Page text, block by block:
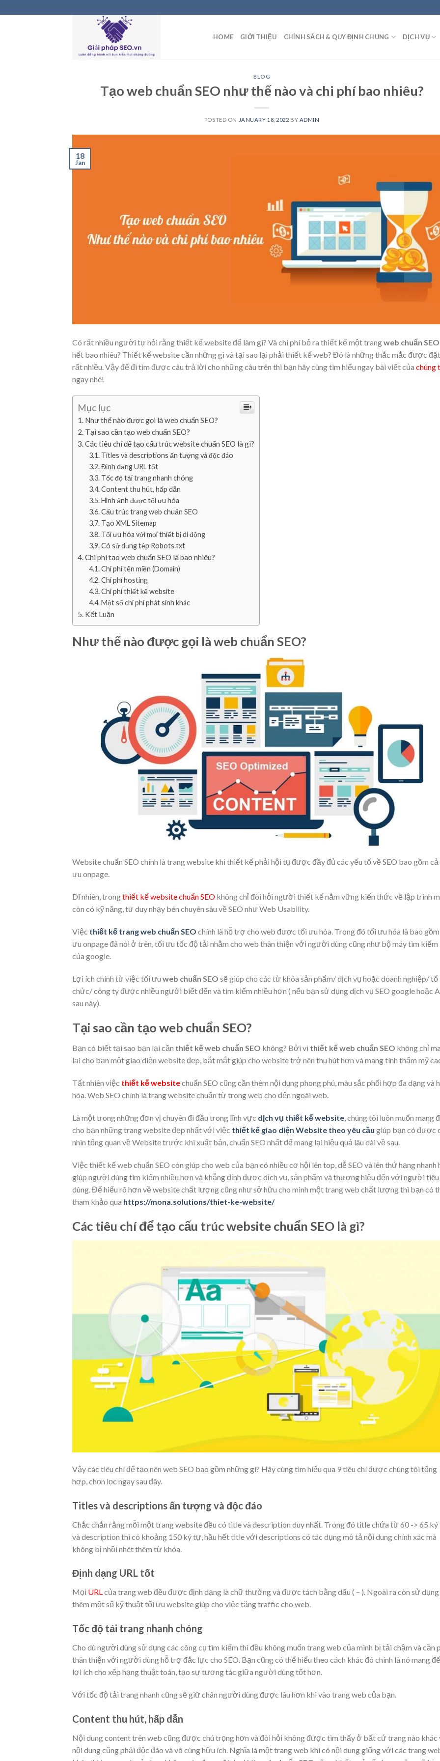
HOME GIỚI THIỆU CHÍNH SÁCH & QUY ĐỊNH CHUNG DỊCH VỤ
BLOG
Tạo web chuẩn SEO như thế nào và chi phí bao nhiêu?
POSTED ON JANUARY 18, 2022 BY ADMIN
18
Jan
Có rất nhiều người tự hỏi rằng thiết kế website để làm gì? Và chi phí bỏ ra thiết kế một trangweb chuẩn SEO
hết bao nhiêu? Thiết kế website cần những gì và tại sao lại phải thiết kế web? Đó là những thắc mắc được
rất nhiều.Vậy để đi tìm được câu trả lời cho những câu trên thì bạn hãy cùng tìm hiểu ngay bài viết của chúng
ngay nhé!
Mục lục
Như thế nào được gọi là web chuẩn SEO?
Tại sao cần tạo web chuẩn SEO?
Các tiêu chí để tạo cấu trúc website chuẩn SEO là gì?
Titles và descriptions ấn tượng và độc đáo
Định dạng URL tốt
Tốc độ tải trang nhanh chóng
Content thu hút, hấp dẫn
Hình ảnh được tối ưu hóa
Cấu trúc trang web chuẩn SEO
Tạo XML Sitemap
Tối ưu hóa với mọi thiết bị di động
Có sử dụng tệp Robots.txt
Chi phí tạo web chuẩn SEO là bao nhiêu?
Chi phí tên miền (Domain)
Chi phí hosting
Chi phí thiết kế website
Một số chi phí phát sinh khác
Kết Luận
Như thế nào được gọi là web chuẩn SEO?
Website chuẩn SEO chính là trang website khi thiết kế phải hội tụ được đầy đủ các yếu tố về SEO bao gồm
ưu onpage.
Dĩ nhiên, trongthiết kế website chuẩn SEO không chỉ đòi hỏi người thiết kế nắm vững kiến thức về lập trình
còn có kỹ năng, tư duy nhạy bén chuyên sâu về SEO như Web Usability.
Việc thiết kế trang web chuẩn SEO chính là hỗ trợ cho web được tối ưu hóa. Trong đó tối ưu hóa là bao
ưu onpage đã nói ở trên, tối ưu tốc độ tải nhằm cho web thân thiện với người dùng cũng như bộ máy tìm kiếm
của google.
Lợi ích chính từ việc tối ưu web chuẩn SEO sẽ giúp cho các từ khóa sản phẩm/ dịch vụ hoặc doanh nghiệp/ tổ
chức/ công ty được nhiều người biết đến và tìm kiếm nhiều hơn ( nếu bạn sử dụng dịch vụ SEO google hoặc
sau này).
Tại sao cần tạo web chuẩn SEO?
Bạn có biết tại sao bạn lại cần thiết kế web chuẩn SEO không? Bởi vì thiết kế web chuẩn SEO không chỉ
lại cho bạn một giao diện website đẹp, bắt mắt giúp cho website trở nên thu hút hơn và mang tính thẩm mỹ
Tất nhiên việc thiết kế websitechuẩn SEO cũng cần thêm nội dung phong phú, màu sắc phối hợp đa dạng và
hòa. Web SEO chính là trang website chuẩn từ trong web cho đến ngoài web.
Là một trong những đơn vị chuyên đi đầu trong lĩnh vực dịch vụ thiết kế website, chúng tôi luôn muốn mang
cho bạn những trang website đẹp nhất với việc thiết kế giao diện Website theo yêu cầu giúp bạn có được
nhìn tổng quan về Website trước khi xuất bản, chuẩn SEO nhất để mang lại hiệu quả lâu dài về sau.
Việc thiết kế web chuẩn SEO còn giúp cho web của bạn có nhiều cơ hội lên top, dễ SEO và lên thứ hạng nhanh
giúp người dùng tìm kiếm nhiều hơn và khẳng định được dịch vụ, sản phẩm và thương hiệu đến với người tiêu
dùng. Để hiểu rõ hơn về website chất lượng cũng như sở hữu cho mình một trang web chất lượng thì bạn có
tham khảo qua https://mona.solutions/thiet-ke-website/
Các tiêu chí để tạo cấu trúc website chuẩn SEO là gì?
Vậy các tiêu chí để tạo nên web SEO bao gồm những gì? Hãy cùng tìm hiểu qua 9 tiêu chí được chúng tôi tổng
hợp, chọn lọc ngay sau đây.
Titles và descriptions ấn tượng và độc đáo
Chắc chắn rằng mỗi một trang website đều có title và description duy nhất. Trong đó title chứa từ 60 -> 65
và description thì có khoảng 150 ký tự, hầu hết title với descriptions có tác dụng mô tả nội dung chính xác mà
không bị nhồi nhét thêm từ khóa.
Định dạng URL tốt
Mọi URLcủa trang web đều được định dạng là chữ thường và được tách bằng dấu ( – ). Ngoài ra còn sử dụng
thêm một số kỹ thuật tối ưu website giúp cho việc tăng traffic cho web.
Tốc độ tải trang nhanh chóng
Cho dù người dùng sử dụng các công cụ tìm kiếm thì đều không muốn trang web của mình bị tải chậm và cần
thân thiện với người dùng hỗ trợ đắc lực cho SEO. Bạn cũng có thể hiểu theo cách khác đó chính là nó mang
lợi ích cho xếp hạng thuật toán, tạo sự tương tác giữa người dùng tốt hơn.
Với tốc độ tải trang nhanh cũng sẽ giữ chân người dùng được lâu hơn khi vào trang web của bạn.
Content thu hút, hấp dẫn
Nội dung content trên web cũng được chú trọng hơn và đòi hỏi không được tìm thấy ở bất cứ trang nào khác
nội dung cũng phải độc đáo và vô cùng hữu ích. Nghĩa là một trang web khi có nội dung giống với các trang